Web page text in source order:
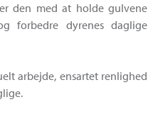
den med at holde gulvene
forbedre dyrenes daglige
arbejde, ensartet renlighed